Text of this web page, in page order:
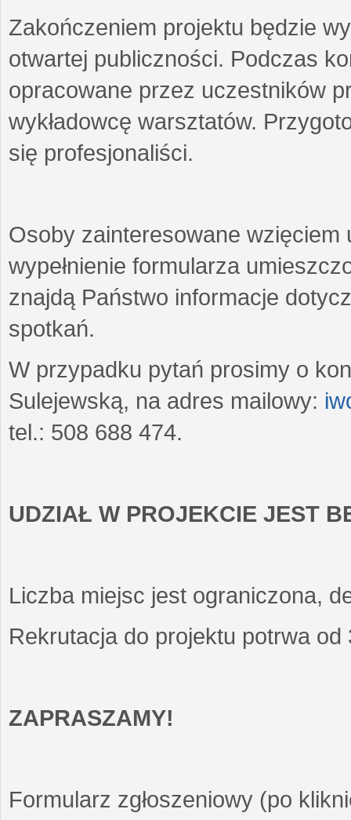
Zakończeniem projektu będzie
otwartej publiczności. Podczas
opracowane przez uczestników
wykładowcę warsztatów.
się profesjonaliści.
Osoby zainteresowane wzięciem
wypełnienie formularza
znajdą Państwo informacje
spotkań.
W przypadku pytań prosimy o
Sulejewską, na adres mailowy:
tel.: 508 688 474.
UDZIAŁ W PROJEKCIE JEST
Liczba miejsc jest ograniczona,
Rekrutacja do projektu potrwa
ZAPRASZAMY!
Formularz zgłoszeniowy (po